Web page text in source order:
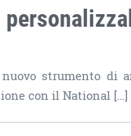
strumento di
con il National […]